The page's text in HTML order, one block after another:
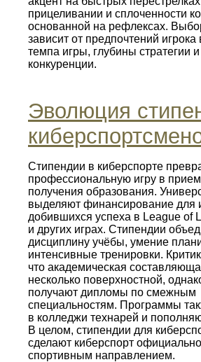
прицеливании и сплоченности
основанной на рефлексах.
зависит от предпочтений
темпа игры, глубины стратегии
конкуренции.
Эволюция
Стипендии в киберспорте
профессиональную игру в
получения образования.
выделяют финансирование для
добившихся успеха в League of
и других играх. Стипендии
дисциплину учёбы, умение
интенсивные тренировки.
что академическая
несколько поверхностной,
получают дипломы по смежным
специальностям. Программы
в колледжи технарей и
В целом, стипендии для
сделают киберспорт
спортивным направлением.